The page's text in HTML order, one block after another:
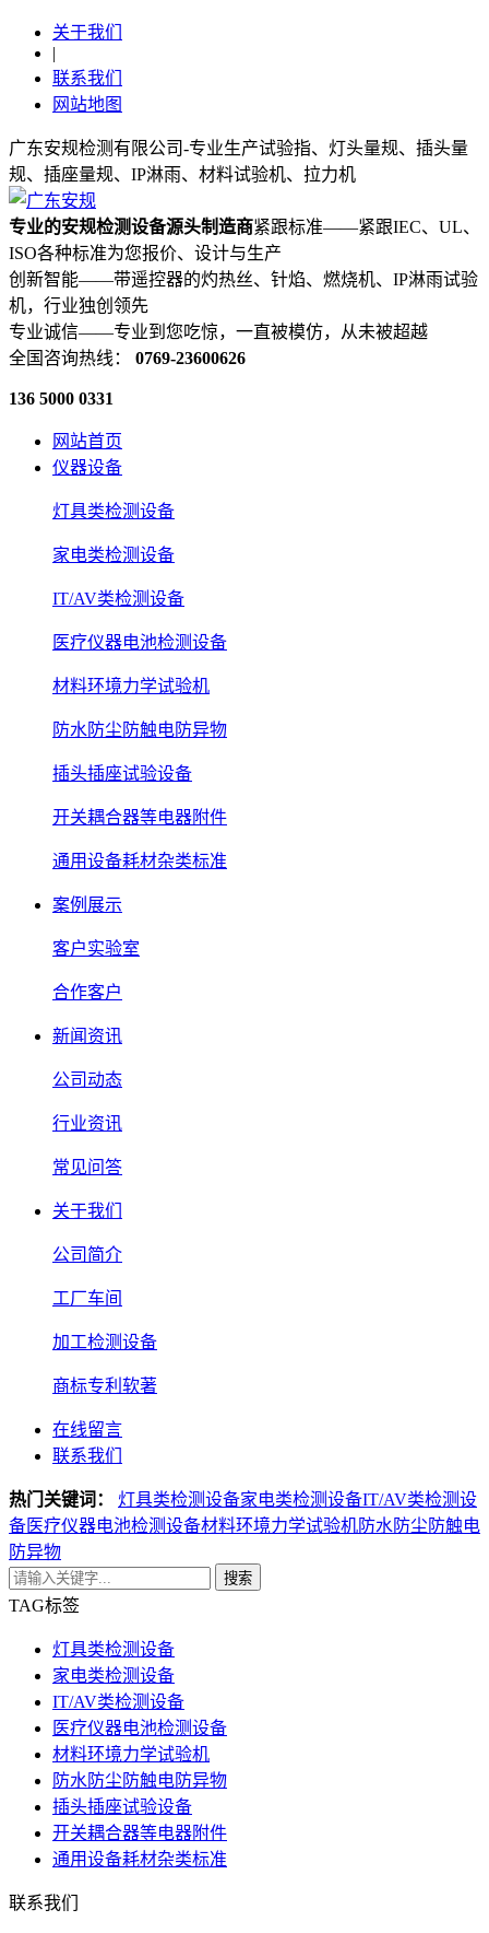
关于我们
|
联系我们
网站地图
广东安规检测有限公司-专业生产试验指、灯头量规、插头量
规、插座量规、IP淋雨、材料试验机、拉力机
专业的安规检测设备源头制造商紧跟标准——紧跟IEC、UL、
ISO各种标准为您报价、设计与生产
创新智能——带遥控器的灼热丝、针焰、燃烧机、IP淋雨试验
机，行业独创领先
专业诚信——专业到您吃惊，一直被模仿，从未被超越
全国咨询热线： 0769-23600626
136 5000 0331
网站首页
仪器设备
灯具类检测设备
家电类检测设备
IT/AV类检测设备
医疗仪器电池检测设备
材料环境力学试验机
防水防尘防触电防异物
插头插座试验设备
开关耦合器等电器附件
通用设备耗材杂类标准
案例展示
客户实验室
合作客户
新闻资讯
公司动态
行业资讯
常见问答
关于我们
公司简介
工厂车间
加工检测设备
商标专利软著
在线留言
联系我们
热门关键词： 灯具类检测设备家电类检测设备IT/AV类检测设
备医疗仪器电池检测设备材料环境力学试验机防水防尘防触电
防异物
搜索
TAG标签
灯具类检测设备
家电类检测设备
IT/AV类检测设备
医疗仪器电池检测设备
材料环境力学试验机
防水防尘防触电防异物
插头插座试验设备
开关耦合器等电器附件
通用设备耗材杂类标准
联系我们